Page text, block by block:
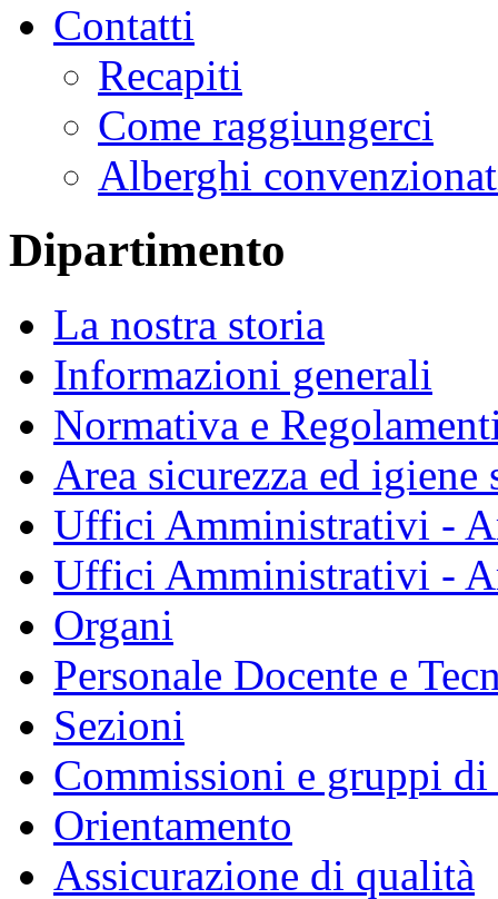
Contatti
Recapiti
Come raggiungerci
Alberghi
Dipartimento
La nostra storia
Informazioni generali
Normativa e
Area sicurezza ed igiene
Uffici Amministrativi -
Uffici Amministrativi -
Organi
Personale Docente e
Sezioni
Commissioni e gruppi
Orientamento
Assicurazione di qualità